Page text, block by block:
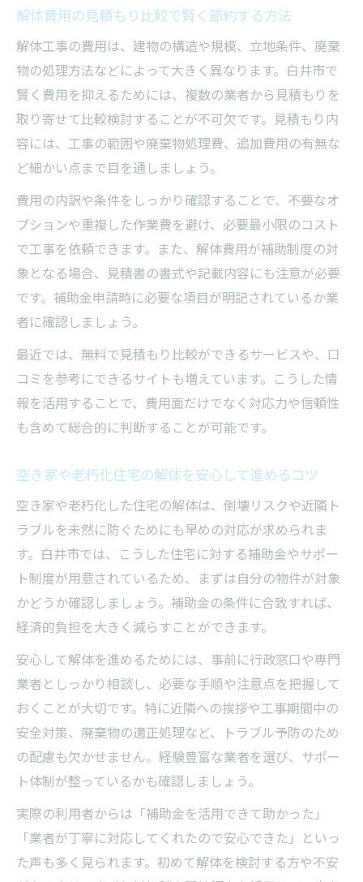
解体費用の見積もり比較で賢く節約する方法
解体工事の費用は、建物の構造や規模、立地条件、廃棄
物の処理方法などによって大きく異なります。白井市で
賢く費用を抑えるためには、複数の業者から見積もりを
取り寄せて比較検討することが不可欠です。見積もり内
容には、工事の範囲や廃棄物処理費、追加費用の有無な
ど細かい点まで目を通しましょう。
費用の内訳や条件をしっかり確認することで、不要なオ
プションや重複した作業費を避け、必要最小限のコスト
で工事を依頼できます。また、解体費用が補助制度の対
象となる場合、見積書の書式や記載内容にも注意が必要
です。補助金申請時に必要な項目が明記されているか業
者に確認しましょう。
最近では、無料で見積もり比較ができるサービスや、口
コミを参考にできるサイトも増えています。こうした情
報を活用することで、費用面だけでなく対応力や信頼性
も含めて総合的に判断することが可能です。
空き家や老朽化住宅の解体を安心して進めるコツ
空き家や老朽化した住宅の解体は、倒壊リスクや近隣ト
ラブルを未然に防ぐためにも早めの対応が求められま
す。白井市では、こうした住宅に対する補助金やサポー
ト制度が用意されているため、まずは自分の物件が対象
かどうか確認しましょう。補助金の条件に合致すれば、
経済的負担を大きく減らすことができます。
安心して解体を進めるためには、事前に行政窓口や専門
業者としっかり相談し、必要な手順や注意点を把握して
おくことが大切です。特に近隣への挨拶や工事期間中の
安全対策、廃棄物の適正処理など、トラブル予防のため
の配慮も欠かせません。経験豊富な業者を選び、サポー
ト体制が整っているかも確認しましょう。
実際の利用者からは「補助金を活用できて助かった」
「業者が丁寧に対応してくれたので安心できた」といっ
た声も多く見られます。初めて解体を検討する方や不安